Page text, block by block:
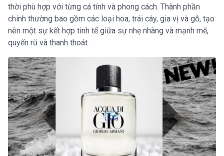
thời phù hợp với từng cá tính và phong cách. Thành phần
chính thường bao gồm các loại hoa, trái cây, gia vị và gỗ, tạo
nên một sự kết hợp tinh tế giữa sự nhẹ nhàng và mạnh mẽ,
quyến rũ và thanh thoát.